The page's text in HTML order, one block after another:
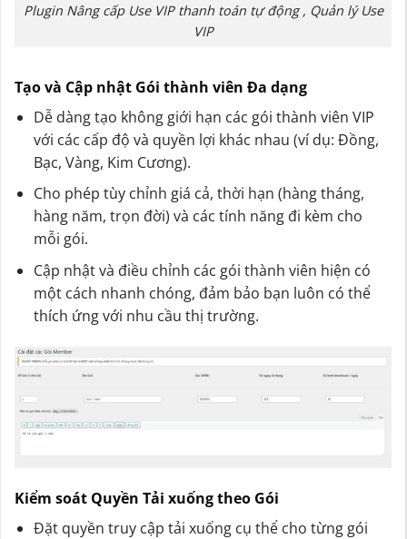
Plugin Nâng cấp Use VIP thanh toán tự động , Quản lý Use
VIP
Tạo và Cập nhật Gói thành viên Đa dạng
Dễ dàng tạo không giới hạn các gói thành viên VIP
với các cấp độ và quyền lợi khác nhau (ví dụ: Đồng,
Bạc, Vàng, Kim Cương).
Cho phép tùy chỉnh giá cả, thời hạn (hàng tháng,
hàng năm, trọn đời) và các tính năng đi kèm cho
mỗi gói.
Cập nhật và điều chỉnh các gói thành viên hiện có
một cách nhanh chóng, đảm bảo bạn luôn có thể
thích ứng với nhu cầu thị trường.
Kiểm soát Quyền Tải xuống theo Gói
Đặt quyền truy cập tải xuống cụ thể cho từng gói